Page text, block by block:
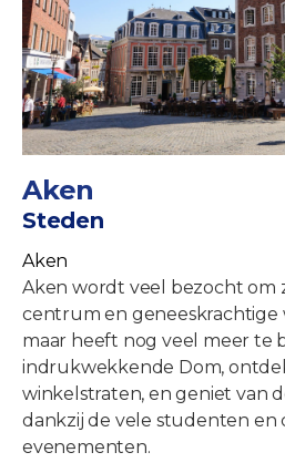
Aken
Steden
Aken
Aken wordt veel bezocht om
centrum en
maar heeft nog veel meer te
indrukwekkende Dom,
winkelstraten, en geniet van
dankzij de vele studenten
evenementen.